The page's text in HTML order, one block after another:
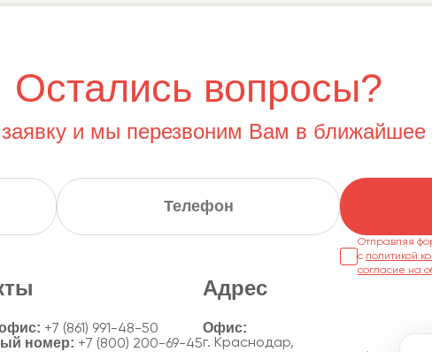
Остались вопросы?
заявку и мы перезвоним Вам в ближайшее
Отправляя
с политикой
согласие на
+7 (861) 991-48-50
номер: +7 (800) 200-69-45
Адрес
г. Краснодар,